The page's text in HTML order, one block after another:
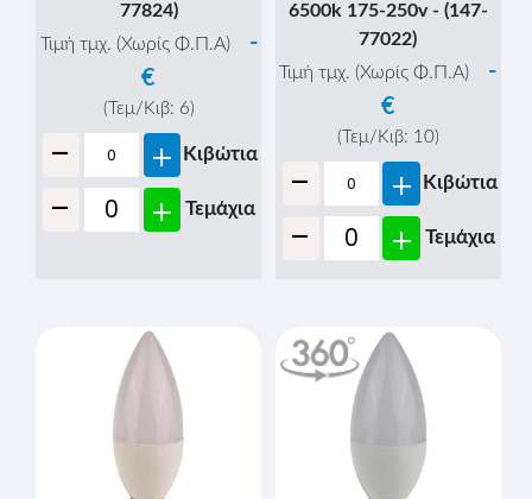
77824)
Τιμή τμχ. (Χωρίς Φ.Π.Α)
-
€
(Τεμ/Κιβ: 6)
- + Κιβώτια
- + Τεμάχια
6500k 175-250v - (147-
77022)
Τιμή τμχ. (Χωρίς Φ.Π.Α)
-
€
(Τεμ/Κιβ: 10)
- + Κιβώτια
- + Τεμάχια